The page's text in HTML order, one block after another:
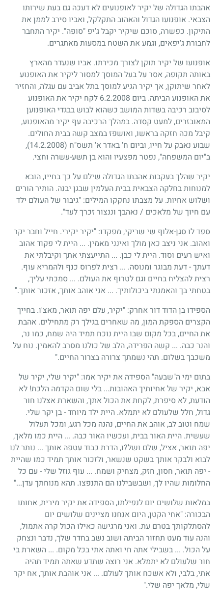
אהבתו הגדולה של יקיר לאופנועים לא דעכה גם בעת שירותו
הצבאי. אופנועו הגדול והאהוב התקלקל, ואביו סירב לממן את
התיקון. כפשרה, סוכם שיקיר יקבל ג'יפ "סופה". יקיר התחבר
לחבורת ג'יפאים, וגמע את השטח במסעות מאתגרים.
אופנועו של יקיר תוקן לצורך מכירתו. אביו שנעדר מהארץ
באותה תקופה, אסר על בעל המוסך למסור ליקיר את האופנוע
לאחר שיתוקן, אך יקיר הגיע למוסך בתל אביב עם עגלה, והחזיר
את האופנוע הביתה. ביום 6.2.2008 לקח יקיר את האופנוע
לסיבוב רכיבה בשדות המושב כשהוא לבוש בבגדי האופנוען
המאובזרים, למעט קסדה. במהלך הרכיבה עף יקיר מהאופנוע,
קיבל מכה חזקה בראשו, ואושפז במצב קשה בבית החולים.
שבוע נאבק על חייו, וביום ח' באדר א' תשס"ח (14.2.2008)
,
ב"יום המשפחה", נפטר מפצעיו והוא בן תשע-עשרה וחצי.
יקיר שהלך בעקבות אהבתו הגדולה שילם על כך בחייו, הובא
למנוחות בחלקה הצבאית בבית העלמין שבגן יבנה. הותיר הורים
ושלוש אחיות. על מצבתו נחקקו המילים: "גיבור של העולם ילד
עם חיוך של מלאכים / נאהבך וננצור זכרך לעד".
ספד לו סגן-אלוף שי שריקי, מפקדו: "יקיר יקירי. חייל וחבר יקר
ואהוב. אני ניצב כאן מולך ואינני מאמין. ... היית לי פקוד אהוב
ואיש רעים וסוד. היית לי כבן. ... התייעצתי אתך וקיבלתי את
דעתך - דעת מבוגר ומנוסה. ... רצית לפרוס כנף ולהמריא עוף.
רצית להצליח בחיים וגם לטרוף את העולם. ... סמכתי עליך,
בטחתי בך והאמנתי ביכולותיך. ... אני אוהב אותך, אזכור אותך."
הספידו בן הדוד דור אחרק: "יקיר, עלם יפה תואר, מאצ'ו. בחייך
הקצרים הספקת המון, מה שאחרים בגילך רק מתחילים. אהבת
את החיים, בכל מקום שבו היית נוכח תמיד היה שמח, כמו נר,
והנר כבה. ... קשה הפרידה, הלב של כולנו מסרב להאמין. נוח על
משכבך בשלום. תהי נשמתך צרורה בצרור החיים."
בתום ימי ה"שבעה" הספידה את יקיר אמו: "יקיר שלי, יקיר של
אבא, יקיר של אחיותיך האהובות... בלי שום הקדמה הלכת! לא
הודעת, לא סיפרת, לקחת את הכול אתך, והשארת אצלנו חור
גדול, חלל שלעולם לא יתמלא. היית ילד מיוחד - בן יקר שלי.
שמח וטוב לב, אוהב את החיים, נהנה מכל רגע, ומכל תעלול
שעשית. היית האור בבית, ועכשיו האור כבה. ... היית כמו מלאך,
יפה תואר, אציל, שלם ושל?ו, הדרת כבוד עטפה אותך ... נותר לנו
לבוא ולבקר אותך בשקט שנשאר, ולזכור אותך תמיד כמו שהיית
- יפה תואר, חסון, חזק, מצחיק ושמח. ... עוף גוזל שלי - עם כל
החלומות שהיו לך, ושבשבילנו הם התנפצו. תהא מנוחתך עדן..."
במלאות שלושים יום לנפילתו, הספידה את יקיר מירית, אחותו
הבכורה: "אחי הקטן, היום אנחנו מציינים שלושים יום
להסתלקותך בטרם עת. ואני מרגישה כאילו הכול קרה אתמול,
והנה עוד מעט תחזור הביתה ושוב נשב בחדר שלך, נדבר ונצחק
על הכול. ... בשבילי אתה חי ואתה אתי בכל מקום. ... השארת בי
חור שלעולם לא יתמלא. אני רוצה שתדע שאתה תמיד תהיה
אתי, בלבי, ולא אשכח אותך לעולם. ... אני אוהבת אותך, אח יקר
שלי, מלאך יפה שלי."